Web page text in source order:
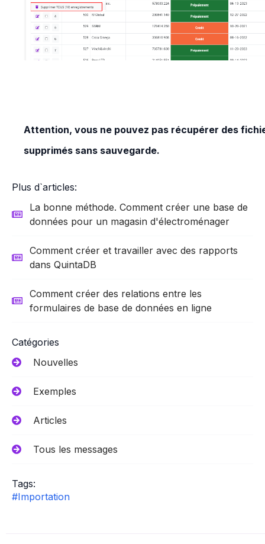
Attention, vous ne pouvez pas récupérer des
supprimés sans sauvegarde.
Plus d`articles:
La bonne méthode. Comment créer une base de
données pour un magasin d'électroménager
Comment créer et travailler avec des rapports
dans QuintaDB
Comment créer des relations entre les
formulaires de base de données en ligne
Catégories
Nouvelles
Exemples
Articles
Tous les messages
Tags:
#Importation